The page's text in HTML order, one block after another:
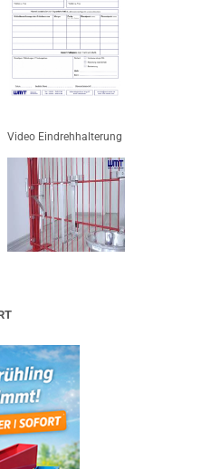
Video Eindrehhalterung